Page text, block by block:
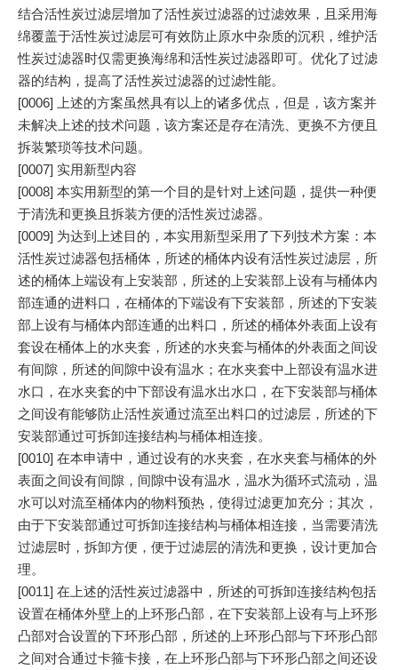
结合活性炭过滤层增加了活性炭过滤器的过滤效果，且采用海
绵覆盖于活性炭过滤层可有效防止原水中杂质的沉积，维护活
性炭过滤器时仅需更换海绵和活性炭过滤器即可。优化了过滤
器的结构，提高了活性炭过滤器的过滤性能。
[0006] 上述的方案虽然具有以上的诸多优点，但是，该方案并
未解决上述的技术问题，该方案还是存在清洗、更换不方便且
拆装繁琐等技术问题。
[0007] 实用新型内容
[0008] 本实用新型的第一个目的是针对上述问题，提供一种便
于清洗和更换且拆装方便的活性炭过滤器。
[0009] 为达到上述目的，本实用新型采用了下列技术方案：本
活性炭过滤器包括桶体，所述的桶体内设有活性炭过滤层，所
述的桶体上端设有上安装部，所述的上安装部上设有与桶体内
部连通的进料口，在桶体的下端设有下安装部，所述的下安装
部上设有与桶体内部连通的出料口，所述的桶体外表面上设有
套设在桶体上的水夹套，所述的水夹套与桶体的外表面之间设
有间隙，所述的间隙中设有温水；在水夹套中上部设有温水进
水口，在水夹套的中下部设有温水出水口，在下安装部与桶体
之间设有能够防止活性炭通过流至出料口的过滤层，所述的下
安装部通过可拆卸连接结构与桶体相连接。
[0010] 在本申请中，通过设有的水夹套，在水夹套与桶体的外
表面之间设有间隙，间隙中设有温水，温水为循环式流动，温
水可以对流至桶体内的物料预热，使得过滤更加充分；其次，
由于下安装部通过可拆卸连接结构与桶体相连接，当需要清洗
过滤层时，拆卸方便，便于过滤层的清洗和更换，设计更加合
理。
[0011] 在上述的活性炭过滤器中，所述的可拆卸连接结构包括
设置在桶体外壁上的上环形凸部，在下安装部上设有与上环形
凸部对合设置的下环形凸部，所述的上环形凸部与下环形凸部
之间对合通过卡箍卡接，在上环形凸部与下环形凸部之间还设